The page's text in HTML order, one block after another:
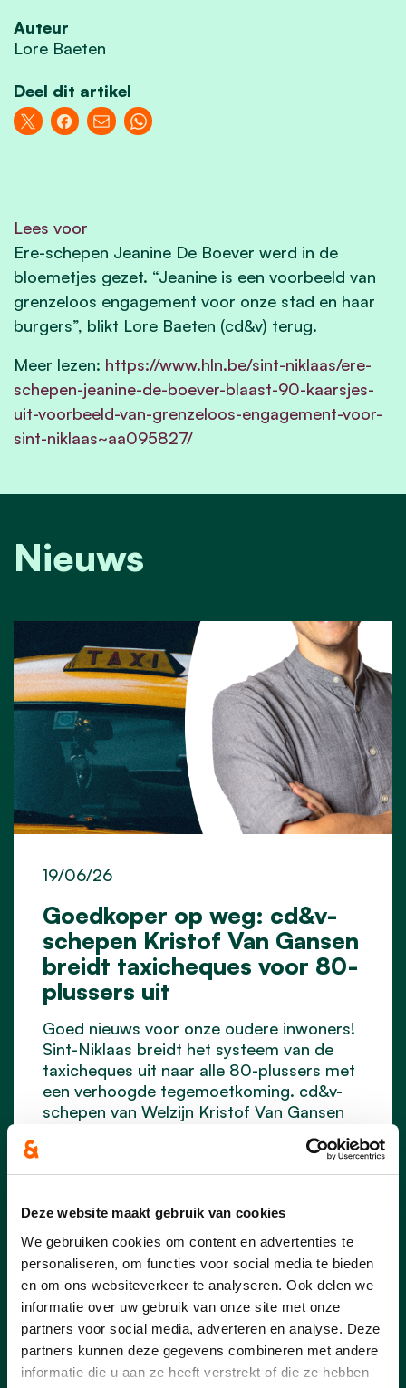
Deze website maakt gebruik van cookies
We gebruiken cookies om content en advertenties te
personaliseren, om functies voor social media te bieden
en om ons websiteverkeer te analyseren. Ook delen we
informatie over uw gebruik van onze site met onze
partners voor social media, adverteren en analyse. Deze
partners kunnen deze gegevens combineren met andere
informatie die u aan ze heeft verstrekt of die ze hebben
Auteur
Lore Baeten
Deel dit artikel
Lees voor
Ere-schepen Jeanine De Boever werd in de
bloemetjes gezet. “Jeanine is een voorbeeld van
grenzeloos engagement voor onze stad en haar
burgers”, blikt Lore Baeten (cd&v) terug.
Meer lezen: https://www.hln.be/sint-niklaas/ere-
schepen-jeanine-de-boever-blaast-90-kaarsjes-
uit-voorbeeld-van-grenzeloos-engagement-voor-
sint-niklaas~aa095827/
Nieuws
Goedkoper op weg: cd&v-
schepen Kristof Van Gansen
breidt taxicheques voor 80-
plussers uit
19/06/26
Goed nieuws voor onze oudere inwoners!
Sint-Niklaas breidt het systeem van de
taxicheques uit naar alle 80-plussers met
een verhoogde tegemoetkoming. cd&v-
schepen van Welzijn Kristof Van Gansen
cheques hebben een waarde van 5 euro,
helft.
lees meer